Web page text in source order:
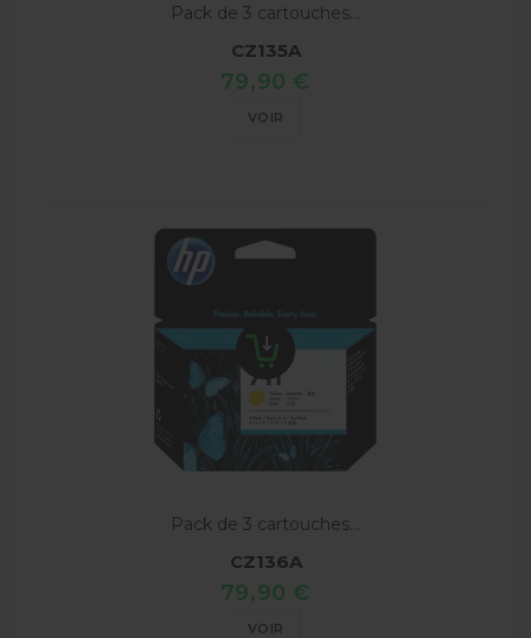
Pack de 3 cartouches...
CZ135A
79,90 €
VOIR
Pack de 3 cartouches...
CZ136A
79,90 €
VOIR